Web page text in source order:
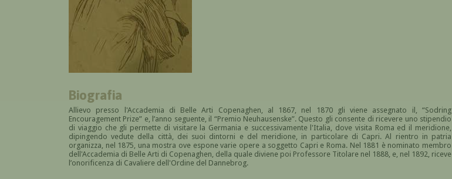
Biografia
Allievo presso l'Accademia di Belle Arti Copenaghen, al 1867, nel 1870 gli viene assegnato il, “Sodring
Encouragement Prize” e, l’anno seguente, il “Premio Neuhausenske”. Questo gli consente di ricevere uno stipendio
di viaggio che gli permette di visitare la Germania e successivamente l'Italia, dove visita Roma ed il meridione,
dipingendo vedute della città, dei suoi dintorni e del meridione, in particolare di Capri. Al rientro in patria
organizza, nel 1875, una mostra ove espone varie opere a soggetto Capri e Roma. Nel 1881 è nominato membro
dell'Accademia di Belle Arti di Copenaghen, della quale diviene poi Professore Titolare nel 1888, e, nel 1892, riceve
l’onorificenza di Cavaliere dell'Ordine del Dannebrog.